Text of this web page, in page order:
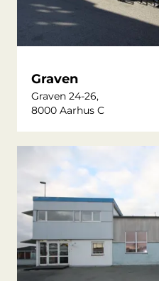
Graven
Graven 24-26,
8000 Aarhus C